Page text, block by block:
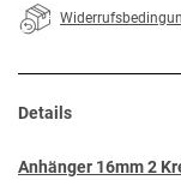
Details
Anhänger 16mm 2